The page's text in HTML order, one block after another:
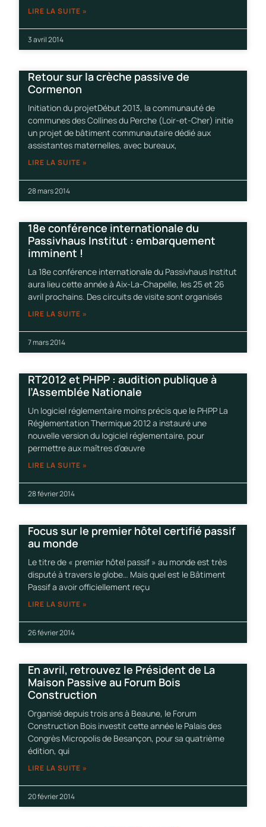
LIRE LA SUITE »
3 avril 2014
Retour sur la crèche passive de
Cormenon
Initiation du projetDébut 2013, la communauté de
communes des Collines du Perche (Loir-et-Cher) initie
un projet de bâtiment communautaire dédié aux
assistantes maternelles, avec bureaux,
LIRE LA SUITE »
28 mars 2014
18e conférence internationale du
Passivhaus Institut : embarquement
imminent !
La 18e conférence internationale du Passivhaus Institut
aura lieu cette année à Aix-La-Chapelle, les 25 et 26
avril prochains. Des circuits de visite sont organisés
LIRE LA SUITE »
7 mars 2014
RT2012 et PHPP : audition publique à
l’Assemblée Nationale
Un logiciel réglementaire moins précis que le PHPP La
Réglementation Thermique 2012 a instauré une
nouvelle version du logiciel réglementaire, pour
permettre aux maîtres d’œuvre
LIRE LA SUITE »
28 février 2014
Focus sur le premier hôtel certifié passif
au monde
Le titre de « premier hôtel passif » au monde est très
disputé à travers le globe… Mais quel est le Bâtiment
Passif a avoir officiellement reçu
LIRE LA SUITE »
26 février 2014
En avril, retrouvez le Président de La
Maison Passive au Forum Bois
Construction
Organisé depuis trois ans à Beaune, le Forum
Construction Bois investit cette année le Palais des
Congrès Micropolis de Besançon, pour sa quatrième
édition, qui
LIRE LA SUITE »
20 février 2014